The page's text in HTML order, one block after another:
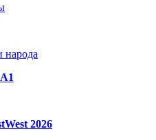
народа
2026